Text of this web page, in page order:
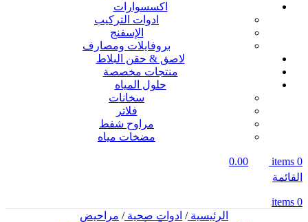
اكسسوارات
ادوات التركيب
الإسفنج
بروفايلات ومصارف
لاصق & حقن البلاط
منتجات مخصصة
حلول المياه
سخانات
فلاتر
مراوح شفط
مضخات مياه
0
items
0.00
القائمة
0
items
الرئيسية/ ادوات صحية/ مراحيض